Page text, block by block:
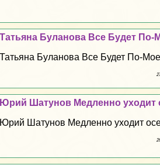
Татьяна Буланова Все Будет По-
Татьяна Буланова Все Будет По-
Юрий Шатунов Медленно уходит
Юрий Шатунов Медленно уходит